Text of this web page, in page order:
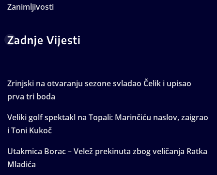
Zanimljivosti
Zadnje Vijesti
Zrinjski na otvaranju sezone svladao Čelik i upisao
prva tri boda
Veliki golf spektakl na Topali: Marinčiću naslov, zaigrao
i Toni Kukoč
Utakmica Borac – Velež prekinuta zbog veličanja Ratka
Mladića